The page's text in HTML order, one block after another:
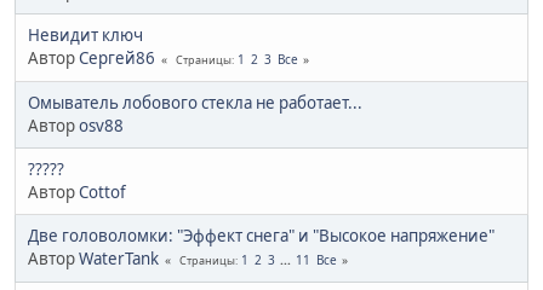
Невидит ключ
АвторСергей86 Страницы 1 2 3 Все
Омыватель лобового стекла не работает...
Авторosv88
?????
АвторCottof
Две головоломки: "Эффект снега" и "Высокое напряжение"
АвторWaterTank Страницы 1 2 3 ... 11 Все